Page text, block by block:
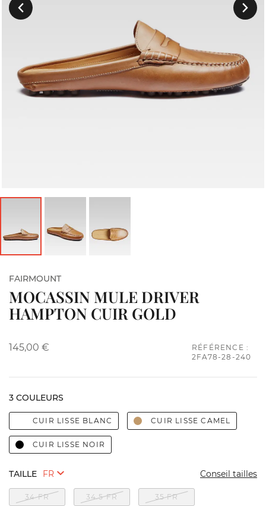
Précedent
FAIRMOUNT
MOCASSIN MULE DRIVER
HAMPTON CUIR GOLD
145,00 €
RÉFÉRENCE :
2FA78-28-240
3 COULEURS
CUIR LISSE BLANC CUIR LISSE CAMEL
CUIR LISSE NOIR
TAILLE Conseil tailles
34 FR 34.5 FR 35 FR